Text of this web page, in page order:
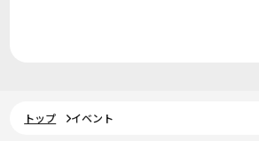
トップ イベント